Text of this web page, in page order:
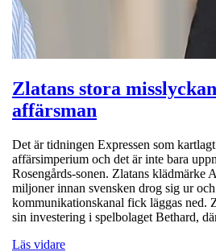
Zlatans stora
affärsman
Det är tidningen Expressen som
affärsimperium och det är inte bara
Rosengårds-sonen. Zlatans klädmärke
miljoner innan svensken drog sig ur
kommunikationskanal fick läggas ned.
sin investering i spelbolaget Bethard,
Läs vidare